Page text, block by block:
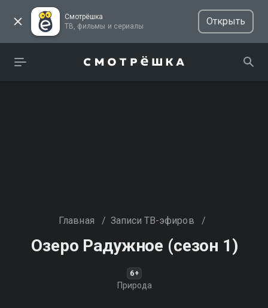
Смотрёшка
ТВ, фильмы и сериалы
Открыть
Главная / Записи ТВ-эфиров /
Озеро Радужное (сезон 1)
6+
Природа